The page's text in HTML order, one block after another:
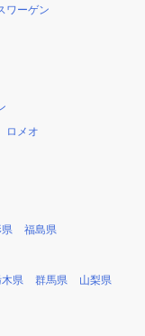
ワーゲン
ロメオ
県 福島県
県 群馬県 山梨県